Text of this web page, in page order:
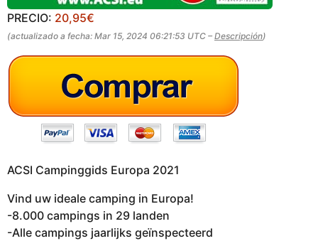
PRECIO: 20,95€
(actualizado a fecha: Mar 15, 2024 06:21:53 UTC – Descripción)
ACSI Campinggids Europa 2021
Vind uw ideale camping in Europa!
-8.000 campings in 29 landen
-Alle campings jaarlijks geïnspecteerd